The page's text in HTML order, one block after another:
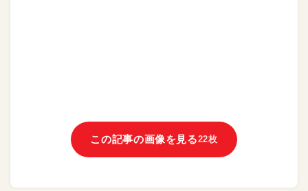
この記事の画像を見る22枚